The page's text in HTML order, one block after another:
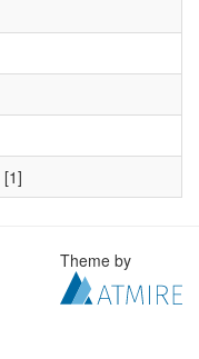
[1]
Theme by